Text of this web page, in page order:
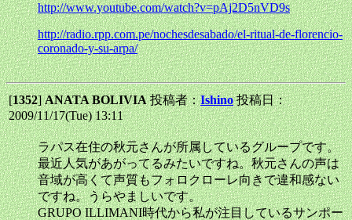
http://www.youtube.com/watch?v=pAj2D5nVD9s
http://radio.rpp.com.pe/nochesdesabado/el-ritual-de-florencio-
coronado-y-su-arpa/
[1352]ANATA BOLIVIA投稿者：Ishino 投稿日：
2009/11/17(Tue) 13:11
ラパス在住の秋元さんが所属しているグループです。
最近人気があがってるみたいですね。秋元さんの声は
音域が高くて声質もフォロクローレ向きで違和感ない
ですね。うらやましいです。
GRUPO ILLIMANI時代から私が注目しているサンポー